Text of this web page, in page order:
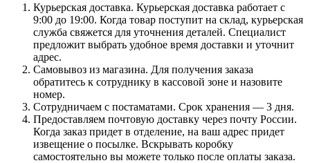
Курьерская доставка. Курьерская доставка работает с
9:00 до 19:00. Когда товар поступит на склад, курьерская
служба свяжется для уточнения деталей. Специалист
предложит выбрать удобное время доставки и уточнит
адрес.
Самовывоз из магазина. Для получения заказа
обратитесь к сотруднику в кассовой зоне и назовите
номер.
Сотрудничаем с постаматами. Срок хранения — 3 дня.
Предоставляем почтовую доставку через почту России.
Когда заказ придет в отделение, на ваш адрес придет
извещение о посылке. Вскрывать коробку
самостоятельно вы можете только после оплаты заказа.